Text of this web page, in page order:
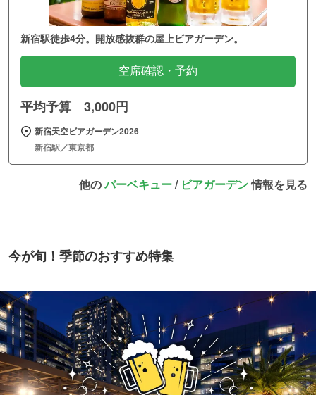
新宿駅徒歩4分。開放感抜群の屋上ビアガーデン。
空席確認・予約
平均予算 3,000円
新宿天空ビアガーデン2026
新宿駅／東京都
他のバーベキュー/ ビアガーデン情報を見る
今が旬！季節のおすすめ特集